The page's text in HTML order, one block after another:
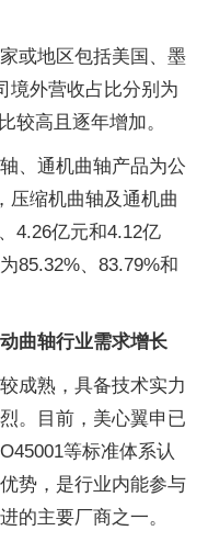
或地区包括美国、墨
境外营收占比分别为
较高且逐年增加。
、通机曲轴产品为公
压缩机曲轴及通机曲
4.26亿元和4.12亿
85.32%、83.79%和
曲轴行业需求增长
成熟，具备技术实力
。目前，美心翼申已
等标准体系认
势，是行业内能参与
的主要厂商之一。